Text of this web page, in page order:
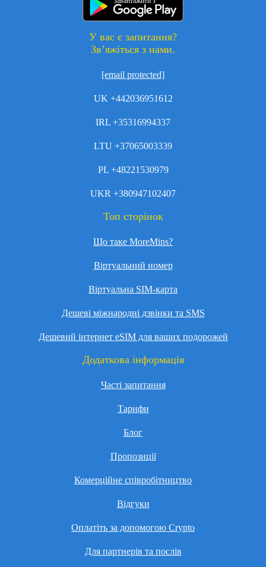
У вас є запитання?
Зв’яжіться з нами.
[email protected]
UK +442036951612
IRL +35316994337
LTU +37065003339
PL +48221530979
UKR +380947102407
Топ сторінок
Що таке MoreMins?
Віртуальний номер
Віртуальна SIM-карта
Дешеві міжнародні дзвінки та SMS
Дешевий інтернет eSIM для ваших подорожей
Додаткова інформація
Часті запитання
Тарифи
Блог
Пропозиції
Комерційне співробітництво
Відгуки
Оплатіть за допомогою Crypto
Для партнерів та послів